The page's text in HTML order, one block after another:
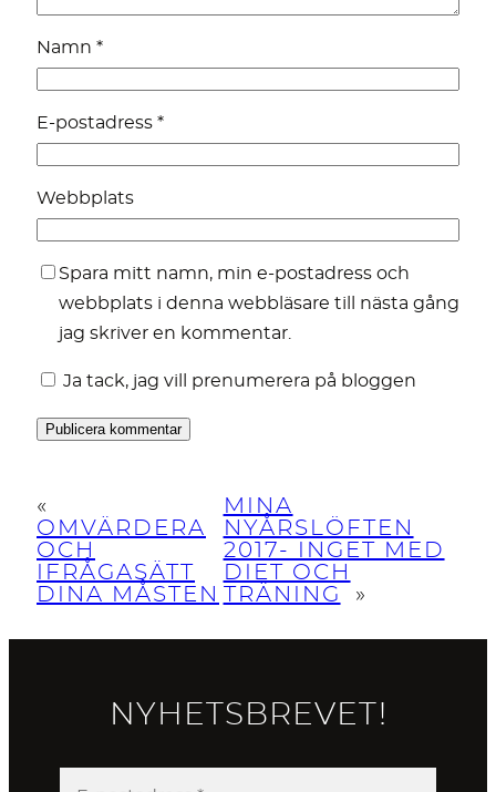
Namn *
E-postadress *
Webbplats
Spara mitt namn, min e-postadress och
webbplats i denna webbläsare till nästa gång
jag skriver en kommentar.
Ja tack, jag vill prenumerera på bloggen
«
OMVÄRDERA
OCH
IFRÅGASÄTT
DINA MÅSTEN
MINA
NYÅRSLÖFTEN
2017- INGET MED
DIET OCH
TRÄNING
»
NYHETSBREVET!